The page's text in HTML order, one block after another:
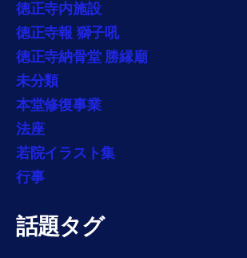
徳正寺内施設
徳正寺報 獅子吼
徳正寺納骨堂 勝縁廟
未分類
本堂修復事業
法座
若院イラスト集
行事
話題タグ